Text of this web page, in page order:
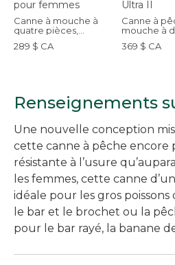
Canne à mouche à
quatre pièces,
8 pi 9 po, poids de 5,
Streamlight Ultra II,
289 $ CA
Canne à
mouche à
mains,
Streamlight
369 $ CA
Renseignements
Une nouvelle conception
cette canne à pêche encore
résistante à l’usure
les femmes, cette canne
idéale pour les gros poissons
le bar et le brochet ou la
pour le bar rayé, la banane